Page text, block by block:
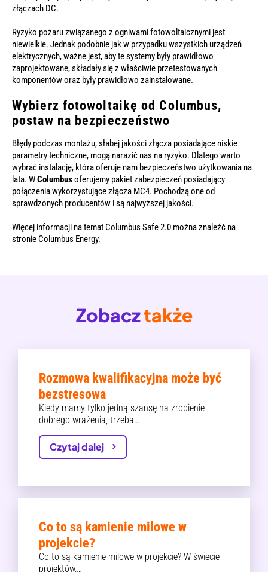
złączach DC.
Ryzyko pożaru związanego z ogniwami fotowoltaicznymi jest
niewielkie. Jednak podobnie jak w przypadku wszystkich urządzeń
elektrycznych, ważne jest, aby te systemy były prawidłowo
zaprojektowane, składały się z właściwie przetestowanych
komponentów oraz były prawidłowo zainstalowane.
Wybierz fotowoltaikę od Columbus,
postaw na bezpieczeństwo
Błędy podczas montażu, słabej jakości złącza posiadające niskie
parametry techniczne, mogą narazić nas na ryzyko. Dlatego warto
wybrać instalację, która oferuje nam bezpieczeństwo użytkowania na
lata. WColumbusoferujemy pakiet zabezpieczeń posiadający
połączenia wykorzystujące złącza MC4. Pochodzą one od
sprawdzonych producentów i są najwyższej jakości.
Więcej informacji na temat Columbus Safe 2.0 można znaleźć na
stronie Columbus Energy.
Zobacztakże
Rozmowa kwalifikacyjna może być
bezstresowa
Kiedy mamy tylko jedną szansę na zrobienie
dobrego wrażenia, trzeba…
Czytaj dalej
Co to są kamienie milowe w
projekcie?
Co to są kamienie milowe w projekcie? W świecie
projektów,…